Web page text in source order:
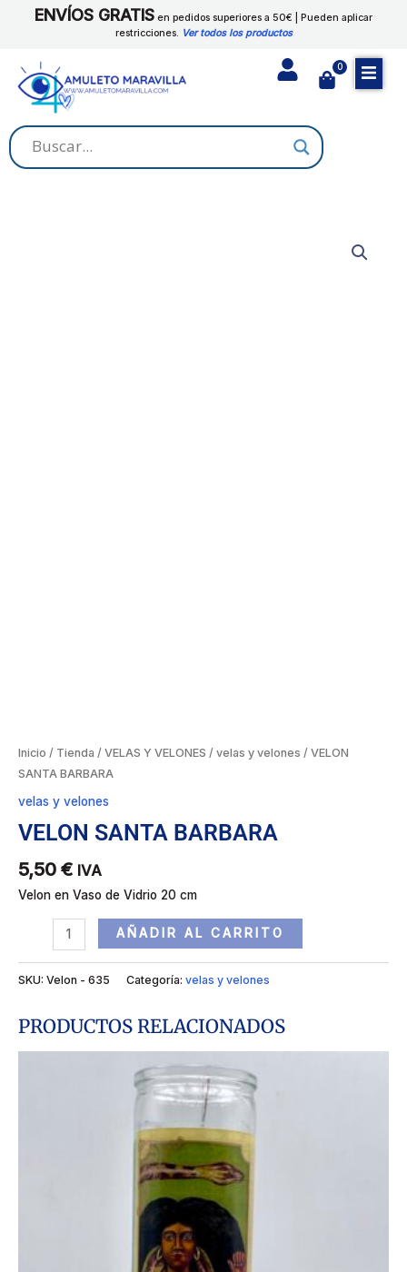
ENVÍOS GRATIS en pedidos superiores a 50€ | Pueden aplicar
restricciones. Ver todos los productos
0
Cart
Inicio / Tienda / VELAS Y VELONES / velas y velones / VELON
SANTA BARBARA
velas y velones
VELON SANTA BARBARA
5,50 € IVA
Velon en Vaso de Vidrio 20 cm
AÑADIR AL CARRITO
SKU: Velon - 635 Categoría: velas y velones
PRODUCTOS RELACIONADOS
cantidad